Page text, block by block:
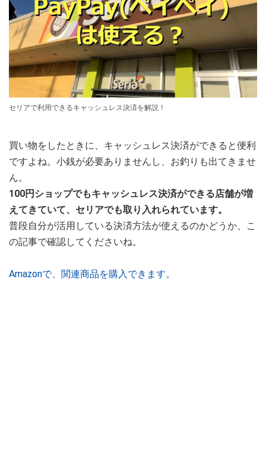
セリアで利用できるキャッシュレス決済を解説！
買い物をしたときに、キャッシュレス決済ができると便利
ですよね。小銭が必要ありませんし、お釣りも出てきませ
ん。
100円ショップでもキャッシュレス決済ができる店舗が増
えてきていて、セリアでも取り入れられています。
普段自分が活用している決済方法が使えるのかどうか、こ
の記事で確認してくださいね。
Amazonで、関連商品を購入できます。